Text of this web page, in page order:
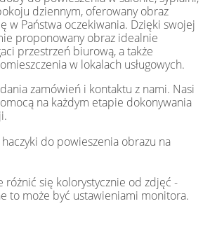
dziennym, oferowany obraz
w Państwa oczekiwania. Dzięki swojej
proponowany obraz idealnie
przestrzeń biurową, a także
w lokalach usługowych.
zamówień i kontaktu z nami. Nasi
na każdym etapie dokonywania
do powieszenia obrazu na
różnić się kolorystycznie od zdjęć -
to może być ustawieniami monitora.